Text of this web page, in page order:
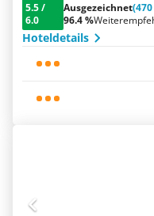
5.5/
6.0
Ausgezeichnet
96.4 %
Hoteldetails